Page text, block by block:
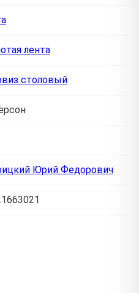
лента
столовый
Юрий Федорович